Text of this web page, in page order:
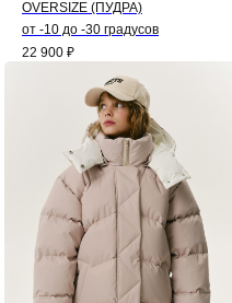
OVERSIZE (ПУДРА)
от -10 до -30 градусов
22 900 ₽